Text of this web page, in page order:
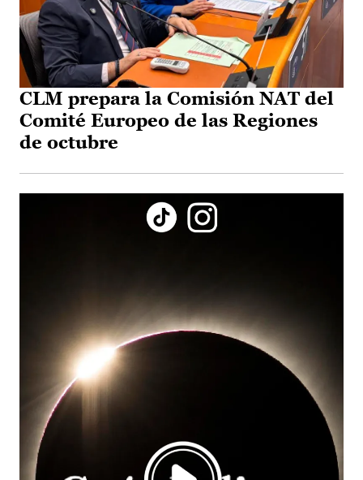
CLM prepara la Comisión NAT del
Comité Europeo de las Regiones
de octubre